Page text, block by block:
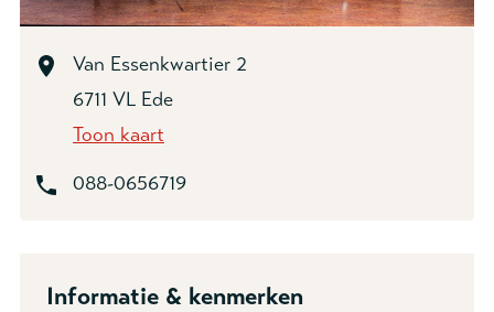
Van Essenkwartier 2
6711 VL Ede
Toon kaart
088-0656719
Informatie & kenmerken